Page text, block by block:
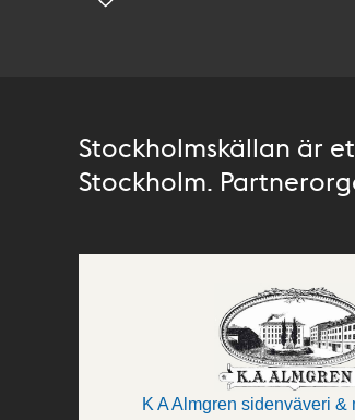
Stockholmskällan är
Stockholm.
K A Almgren sidenväveri &